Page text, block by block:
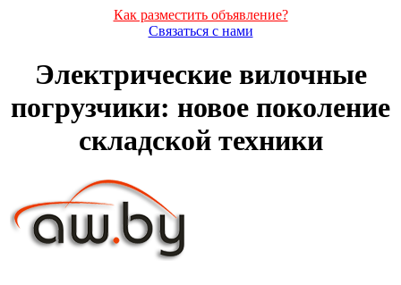
Как разместить объявление?
Связаться с нами
Электрические вилочные
погрузчики: новое поколение
складской техники